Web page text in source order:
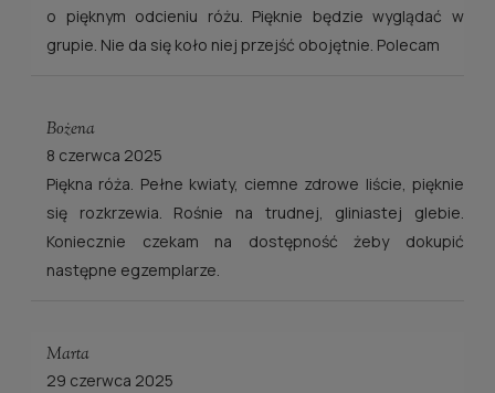
o pięknym odcieniu różu. Pięknie będzie wyglądać w
grupie. Nie da się koło niej przejść obojętnie. Polecam
Bożena
8 czerwca 2025
Piękna róża. Pełne kwiaty, ciemne zdrowe liście, pięknie
się rozkrzewia. Rośnie na trudnej, gliniastej glebie.
Koniecznie czekam na dostępność żeby dokupić
następne egzemplarze.
Marta
29 czerwca 2025